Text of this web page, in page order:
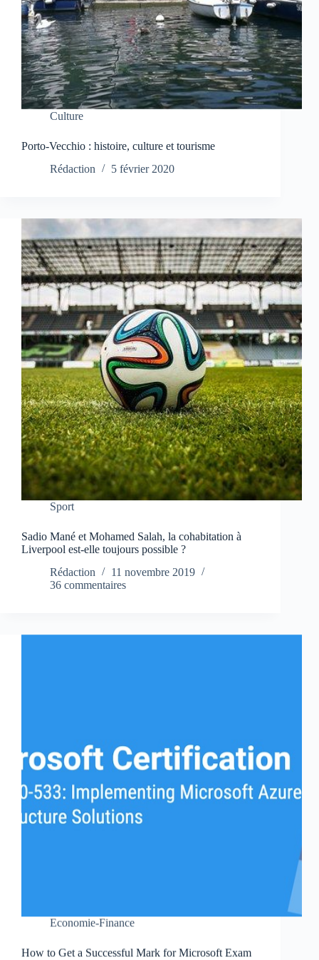
Culture
Porto-Vecchio : histoire, culture et tourisme
Rédaction
5 février 2020
Sport
Sadio Mané et Mohamed Salah, la cohabitation à
Liverpool est-elle toujours possible ?
Rédaction
11 novembre 2019
36 commentaires
Economie-Finance
How to Get a Successful Mark for Microsoft Exam